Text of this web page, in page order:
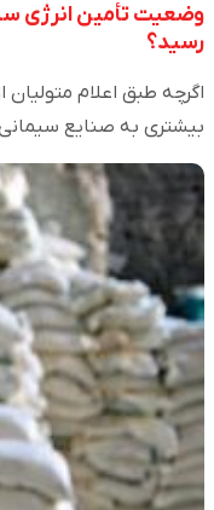
وضعیت تأمین انرژی
رسید؟
بیشتری به صنایع